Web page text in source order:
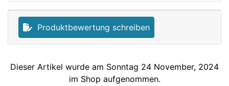
Produktbewertung schreiben
Dieser Artikel wurde am Sonntag 24 November, 2024
im Shop aufgenommen.